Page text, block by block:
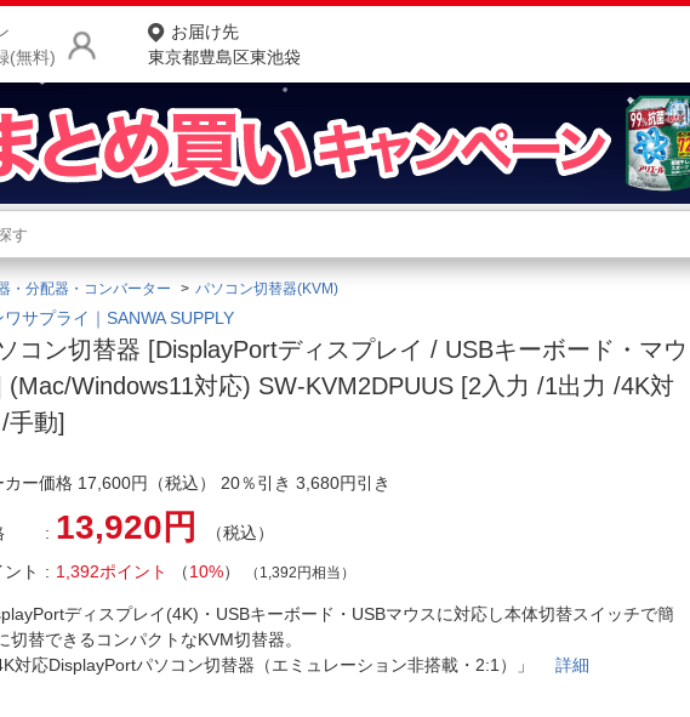
(無料)
お届け先
東京都豊島区東池袋
商品をさがす
ランキングからさがす
カテゴリ一覧からさがす
ご利用ガイド
ご利用規約
店舗サービス
ネット取り置き
店舗情報・店舗一覧
・分配器・コンバーター パソコン切替器(KVM)
ワサプライ｜SANWA SUPPLY
コン切替器 [DisplayPortディスプレイ / USBキーボード・マウ
(Mac/Windows11対応) SW-KVM2DPUUS [2入力 /1出力 /4K対
手動]
カー価格 17,600円（税込） 20％引き 3,680円引き
13,920円
（税込）
ント
1,392ポイント （10%） （1,392円相当）
ディスプレイ(4K)・USBキーボード・USBマウスに対応し本体切替スイッチで簡
切替できるコンパクトなKVM切替器。
4K対応DisplayPortパソコン切替器（エミュレーション非搭載・2:1）」詳細